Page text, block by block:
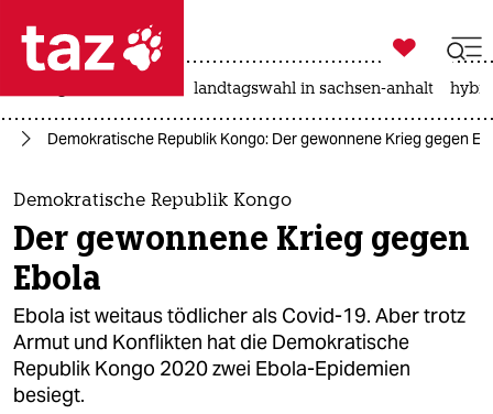
 taz zahl ich
taz zahl ich
themen
politik
öko
gesellschaft
kultur

taz zahl ich
landtagswahl in sachsen-anhalt
Demokratische Republik Kongo: Der gewonnene Krieg gegen
Demokratische Republik Kongo
Der gewonnene Krieg gegen
Ebola
Ebola ist weitaus tödlicher als Covid-19. Aber trotz
Armut und Konflikten hat die Demokratische
Republik Kongo 2020 zwei Ebola-Epidemien
besiegt.